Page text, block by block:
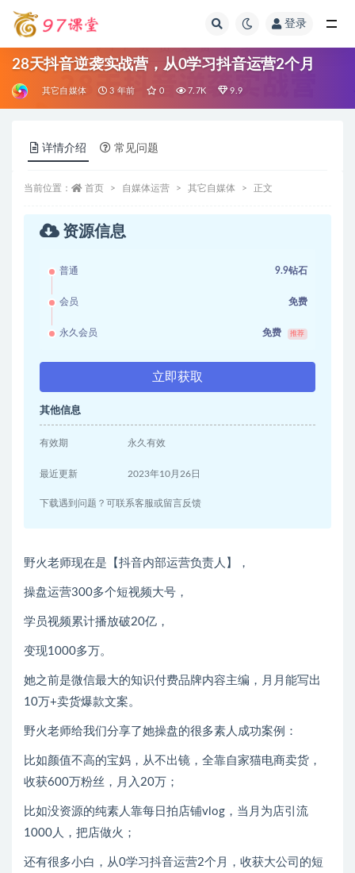
登录
28天抖音逆袭实战营，从0学习抖音运营2个月
其它自媒体 3 年前 0 7.7K 9.9
详情介绍 常见问题
当前位置： 首页 自媒体运营 其它自媒体 正文
资源信息
普通 9.9钻石
会员 免费
永久会员 免费 推荐
立即获取
其他信息
有效期 永久有效
最近更新 2023年10月26日
下载遇到问题？可联系客服或留言反馈
野火老师现在是【抖音内部运营负责人】，
操盘运营300多个短视频大号，
学员视频累计播放破20亿，
变现1000多万。
她之前是微信最大的知识付费品牌内容主编，月月能写出
10万+卖货爆款文案。
野火老师给我们分享了她操盘的很多素人成功案例：
比如颜值不高的宝妈，从不出镜，全靠自家猫电商卖货，
收获600万粉丝，月入20万；
比如没资源的纯素人靠每日拍店铺vlog，当月为店引流
1000人，把店做火；
还有很多小白，从0学习抖音运营2个月，收获大公司的短